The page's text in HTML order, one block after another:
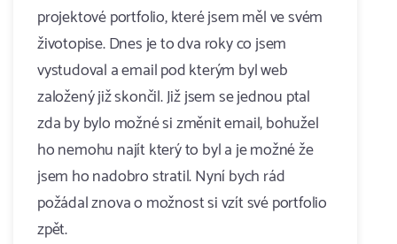
projektové portfolio, které jsem měl ve svém
životopise. Dnes je to dva roky co jsem
vystudoval a email pod kterým byl web
založený již skončil. Již jsem se jednou ptal
zda by bylo možné si změnit email, bohužel
ho nemohu najít který to byl a je možné že
jsem ho nadobro stratil. Nyní bych rád
požádal znova o možnost si vzít své portfolio
zpět.